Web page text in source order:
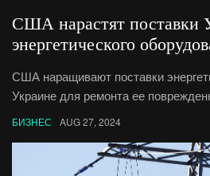
США нарастят поставки
энергетического
США наращивают поставки
Украине для ремонта ее
БИЗНЕС AUG 27, 2024